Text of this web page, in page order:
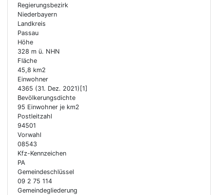
Regierungsbezirk
Niederbayern
Landkreis
Passau
Höhe
328 m ü. NHN
Fläche
45,8 km2
Einwohner
4365 (31. Dez. 2021)[1]
Bevölkerungsdichte
95 Einwohner je km2
Postleitzahl
94501
Vorwahl
08543
Kfz-Kennzeichen
PA
Gemeindeschlüssel
09 2 75 114
Gemeindegliederung